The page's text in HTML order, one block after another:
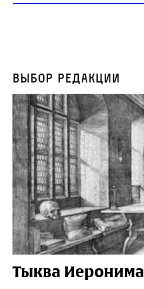
Выбор редакции
Тыква Иеронима